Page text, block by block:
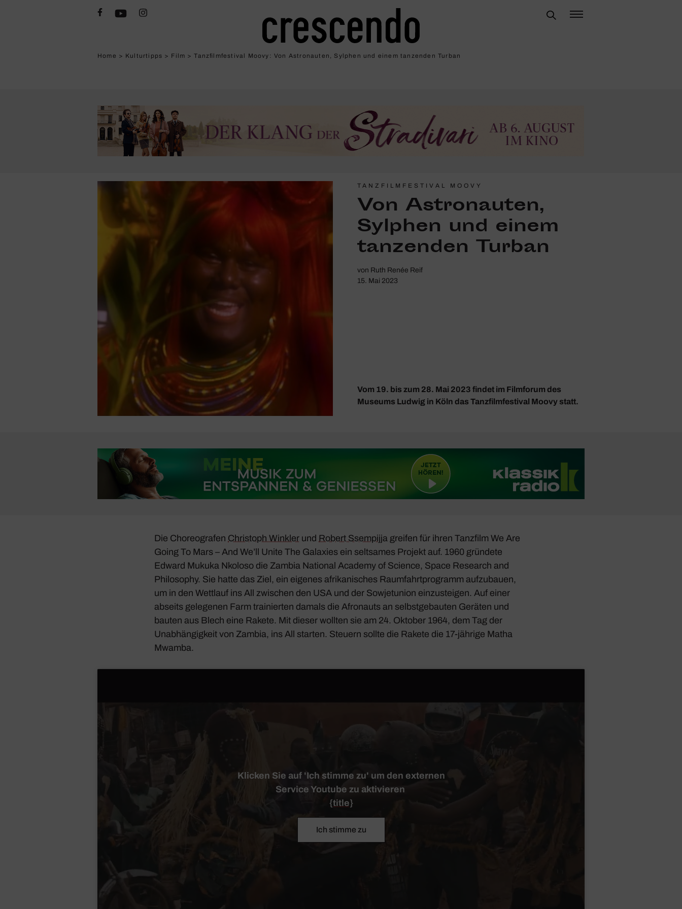
Home > Kulturtipps > Film > Tanzfilmfestival Moovy: Von Astro­nauten, Sylphen und einem tanzenden Turban
TANZFILMFESTIVAL MOOVY
Von Astro­nauten,
Sylphen und einem
tanzenden Turban
von Ruth Renée Reif
15. Mai 2023
Vom 19. bis zum 28. Mai 2023 findet im Filmforum des
Museums Ludwig in Köln das Tanzfilmfestival Moovy statt.
Die Choreo­grafen Chris­toph Winkler und Robert Ssem­pijja greifen für ihren Tanz­film We Are
Going To Mars – And We’ll Unite The Gala­xies ein selt­sames Projekt auf. 1960 grün­dete
Edward Mukuka Nkoloso die Zambia National Academy of Science, Space Rese­arch and
Philo­sophy. Sie hatte das Ziel, ein eigenes afri­ka­ni­sches Raum­fahrt­pro­gramm aufzu­bauen,
um in den Wett­lauf ins All zwischen den USA und der Sowjet­union einzu­steigen. Auf einer
abseits gele­genen Farm trai­nierten damals die Afronauts an selbst­ge­bauten Geräten und
bauten aus Blech eine Rakete. Mit dieser wollten sie am 24. Oktober 1964, dem Tag der
Unab­hän­gig­keit von Zambia, ins All starten. Steuern sollte die Rakete die 17-jährige Matha
Mwamba.
Klicken Sie auf 'Ich stimme zu' um den externen
Service Youtube zu aktivieren
{title}
Ich stimme zu